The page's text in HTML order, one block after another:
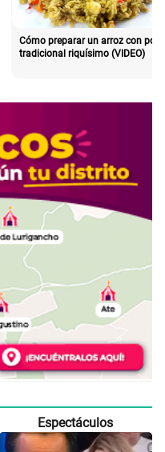
Cómo preparar un arroz con pollo
tradicional riquísimo (VIDEO)
Espectáculos